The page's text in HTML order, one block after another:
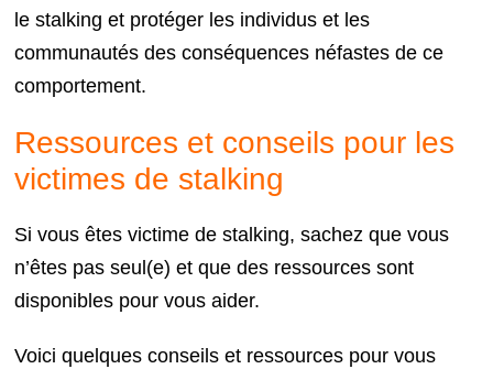
le stalking et protéger les individus et les
communautés des conséquences néfastes de ce
comportement.
Ressources et conseils pour les
victimes de stalking
Si vous êtes victime de stalking, sachez que vous
n’êtes pas seul(e) et que des ressources sont
disponibles pour vous aider.
Voici quelques conseils et ressources pour vous